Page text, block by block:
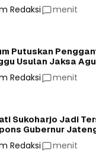
Redaksi menit
Putuskan
Usulan Jaksa
Redaksi menit
Sukoharjo Jadi
Gubernur
Redaksi menit